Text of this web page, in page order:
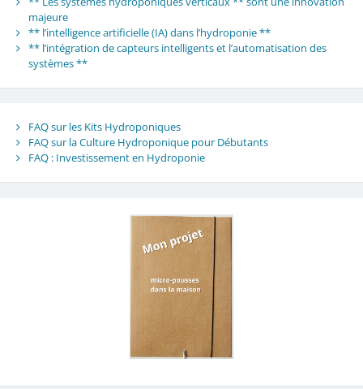
majeure
** l’intelligence artificielle (IA) dans l’hydroponie **
** l’intégration de capteurs intelligents et l’automatisation des
systèmes **
FAQ sur les Kits Hydroponiques
FAQ sur la Culture Hydroponique pour Débutants
FAQ : Investissement en Hydroponie